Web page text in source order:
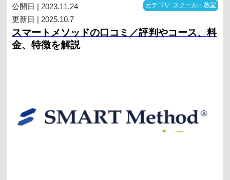
公開日 | 2023.11.24
更新日 | 2025.10.7
カテゴリ: スクール・教室
スマートメソッドの口コミ／評判やコース、料
金、特徴を解説